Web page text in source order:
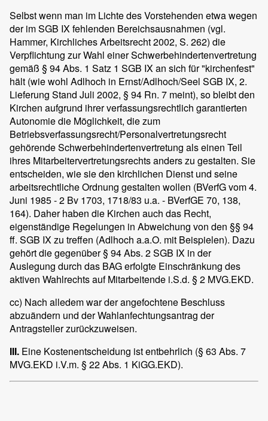
Selbst wenn man im Lichte des Vorstehenden etwa wegen
der im SGB IX fehlenden Bereichsausnahmen (vgl.
Hammer, Kirchliches Arbeitsrecht 2002, S. 262) die
Verpflichtung zur Wahl einer Schwerbehindertenvertretung
gemäß § 94 Abs. 1 Satz 1 SGB IX an sich für "kirchenfest"
hält (wie wohl Adlhoch in Ernst/Adlhoch/Seel SGB IX, 2.
Lieferung Stand Juli 2002, § 94 Rn. 7 meint), so bleibt den
Kirchen aufgrund ihrer verfassungsrechtlich garantierten
Autonomie die Möglichkeit, die zum
Betriebsverfassungsrecht/Personalvertretungsrecht
gehörende Schwerbehindertenvertretung als einen Teil
ihres Mitarbeitervertretungsrechts anders zu gestalten. Sie
entscheiden, wie sie den kirchlichen Dienst und seine
arbeitsrechtliche Ordnung gestalten wollen (BVerfG vom 4.
Juni 1985 - 2 Bv 1703, 1718/83 u.a. - BVerfGE 70, 138,
164). Daher haben die Kirchen auch das Recht,
eigenständige Regelungen in Abweichung von den §§ 94
ff. SGB IX zu treffen (Adlhoch a.a.O. mit Beispielen). Dazu
gehört die gegenüber § 94 Abs. 2 SGB IX in der
Auslegung durch das BAG erfolgte Einschränkung des
aktiven Wahlrechts auf Mitarbeitende i.S.d. § 2 MVG.EKD.
cc) Nach alledem war der angefochtene Beschluss
abzuändern und der Wahlanfechtungsantrag der
Antragsteller zurückzuweisen.
III. Eine Kostenentscheidung ist entbehrlich (§ 63 Abs. 7
MVG.EKD i.V.m. § 22 Abs. 1 KiGG.EKD).